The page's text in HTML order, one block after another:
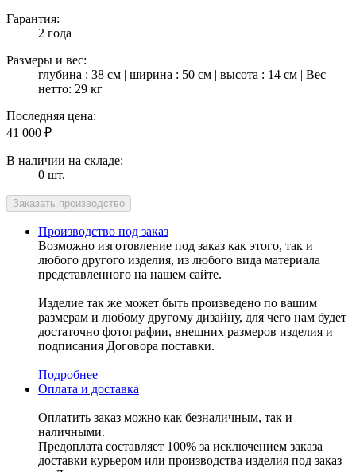
Гарантия:
2 года
Размеры и вес:
глубина : 38 см | ширина : 50 см | высота : 14 см | Вес
нетто: 29 кг
Последняя цена:
41 000 ₽
В наличии на складе:
0 шт.
Производство под заказ
Возможно изготовление под заказ как этого, так и
любого другого изделия, из любого вида материала
представленного на нашем сайте.
Изделие так же может быть произведено по вашим
размерам и любому другому дизайну, для чего нам будет
достаточно фотографии, внешних размеров изделия и
подписания Договора поставки.
Подробнее
Оплата и доставка
Оплатить заказ можно как безналичным, так и
наличными.
Предоплата составляет 100% за исключением заказа
доставки курьером или производства изделия под заказ